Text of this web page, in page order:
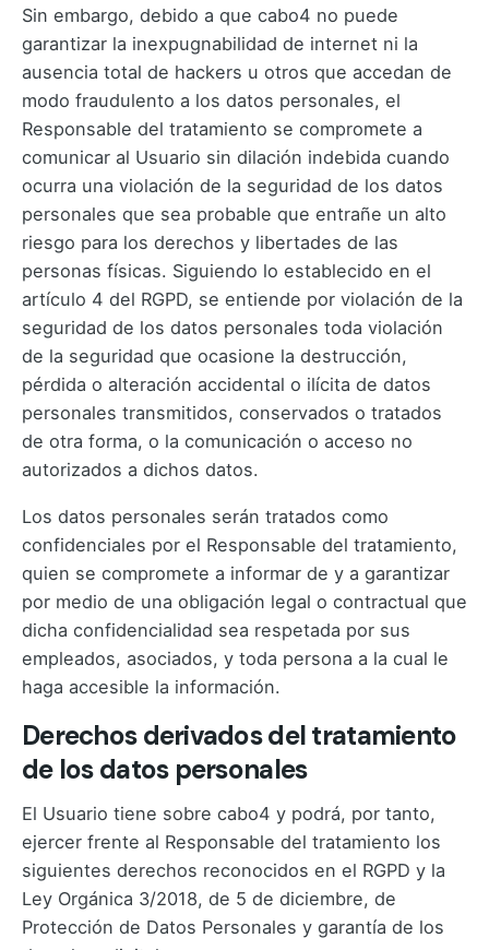
Sin embargo, debido a que cabo4 no puede
garantizar la inexpugnabilidad de internet ni la
ausencia total de hackers u otros que accedan de
modo fraudulento a los datos personales, el
Responsable del tratamiento se compromete a
comunicar al Usuario sin dilación indebida cuando
ocurra una violación de la seguridad de los datos
personales que sea probable que entrañe un alto
riesgo para los derechos y libertades de las
personas físicas. Siguiendo lo establecido en el
artículo 4 del RGPD, se entiende por violación de la
seguridad de los datos personales toda violación
de la seguridad que ocasione la destrucción,
pérdida o alteración accidental o ilícita de datos
personales transmitidos, conservados o tratados
de otra forma, o la comunicación o acceso no
autorizados a dichos datos.
Los datos personales serán tratados como
confidenciales por el Responsable del tratamiento,
quien se compromete a informar de y a garantizar
por medio de una obligación legal o contractual que
dicha confidencialidad sea respetada por sus
empleados, asociados, y toda persona a la cual le
haga accesible la información.
Derechos derivados del tratamiento
de los datos personales
El Usuario tiene sobre cabo4 y podrá, por tanto,
ejercer frente al Responsable del tratamiento los
siguientes derechos reconocidos en el RGPD y la
Ley Orgánica 3/2018, de 5 de diciembre, de
Protección de Datos Personales y garantía de los